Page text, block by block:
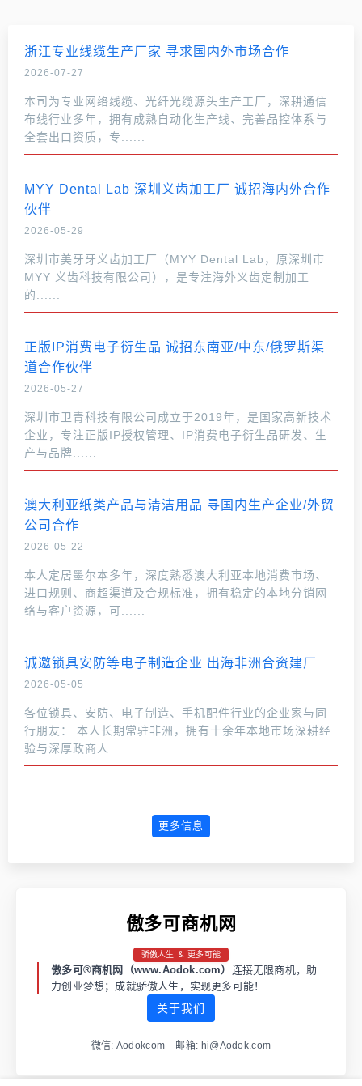
浙江专业线缆生产厂家 寻求国内外市场合作
2026-07-27
本司为专业网络线缆、光纤光缆源头生产工厂，深耕通信
布线行业多年，拥有成熟自动化生产线、完善品控体系与
全套出口资质，专......
MYY Dental Lab 深圳义齿加工厂 诚招海内外合作
伙伴
2026-05-29
深圳市美牙牙义齿加工厂（MYY Dental Lab，原深圳市
MYY 义齿科技有限公司），是专注海外义齿定制加工
的......
正版IP消费电子衍生品 诚招东南亚/中东/俄罗斯渠
道合作伙伴
2026-05-27
深圳市卫青科技有限公司成立于2019年，是国家高新技术
企业，专注正版IP授权管理、IP消费电子衍生品研发、生
产与品牌......
澳大利亚纸类产品与清洁用品 寻国内生产企业/外贸
公司合作
2026-05-22
本人定居墨尔本多年，深度熟悉澳大利亚本地消费市场、
进口规则、商超渠道及合规标准，拥有稳定的本地分销网
络与客户资源，可......
诚邀锁具安防等电子制造企业 出海非洲合资建厂
2026-05-05
各位锁具、安防、电子制造、手机配件行业的企业家与同
行朋友： 本人长期常驻非洲，拥有十余年本地市场深耕经
验与深厚政商人......
更多信息
傲多可商机网
骄傲人生 ＆ 更多可能
傲多可®商机网（www.Aodok.com） 连接无限商机，助
力创业梦想；成就骄傲人生，实现更多可能！
关于我们
微信: Aodokcom 邮箱: hi@Aodok.com